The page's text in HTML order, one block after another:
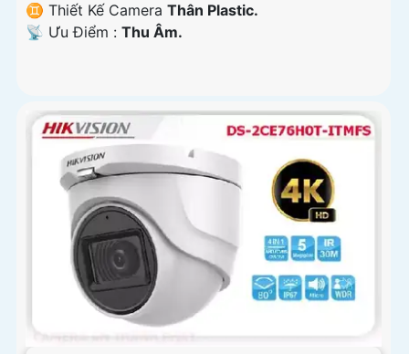
♊ Thiết Kế Camera Thân Plastic.
️📡 Ưu Điểm : Thu Âm.